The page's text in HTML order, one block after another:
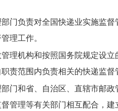
负责对全国快递业实施监督
理工作。
理机构和按照国务院规定设
责范围内负责相关的快递监督
和省、自治区、直辖市邮政
管理等有关部门相互配合，